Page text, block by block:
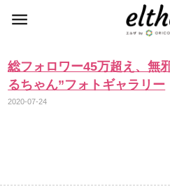
総フォロワー45万超え、無
るちゃん”フォトギャラリー
2020-07-24